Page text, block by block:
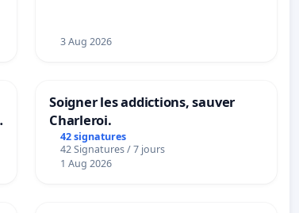
3 Aug 2026
Soigner les addictions, sauver
Charleroi.
42 signatures
42 Signatures / 7 jours
1 Aug 2026